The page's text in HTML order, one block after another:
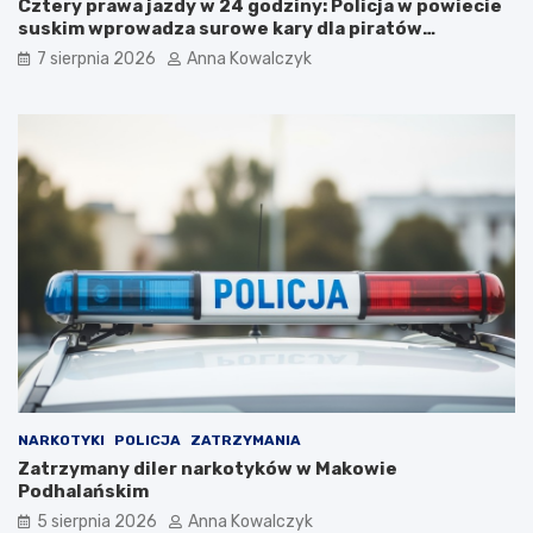
e
u
s
z
–
p
o
w
ó
t
d
o
l
:
N
r
a
k
c
j
n
a
h
o
Cztery prawa jazdy w 24 godziny: Policja w powiecie
suskim wprowadza surowe kary dla piratów
drogowych!
7 sierpnia 2026 Anna Kowalczyk
NARKOTYKI POLICJA ZATRZYMANIA
Zatrzymany diler narkotyków w Makowie
Podhalańskim
5 sierpnia 2026 Anna Kowalczyk